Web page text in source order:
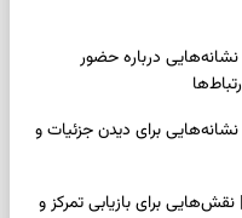
اسم امروز چهارشنبه ۱۴ مرداد ۱۴۰۵ | نشانه‌هایی درباره حضور
چای امروز چهارشنبه ۱۴ مرداد ۱۴۰۵ | نشانه‌هایی برای دیدن جزئیات و
فال قهوه امروز چهارشنبه ۱۴ مرداد ۱۴۰۵ | نقش‌هایی برای بازیابی تمرکز و